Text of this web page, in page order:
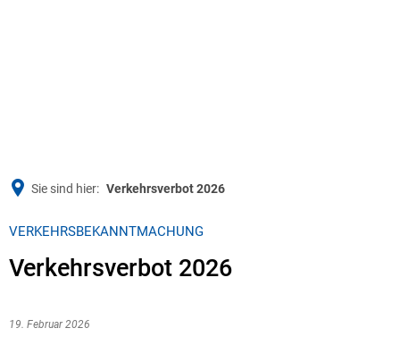
Sie sind hier: Verkehrsverbot 2026
VERKEHRSBEKANNTMACHUNG
Verkehrsverbot 2026
19. Februar 2026